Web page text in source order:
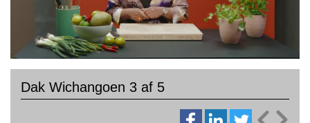
Dak Wichangoen 3 af 5